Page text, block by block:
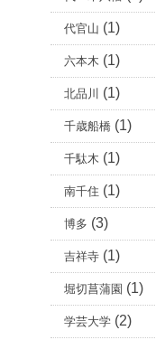
代官山 (1)
六本木 (1)
北品川 (1)
千歳船橋 (1)
千駄木 (1)
南千住 (1)
博多 (3)
吉祥寺 (1)
堀切菖蒲園 (1)
学芸大学 (2)